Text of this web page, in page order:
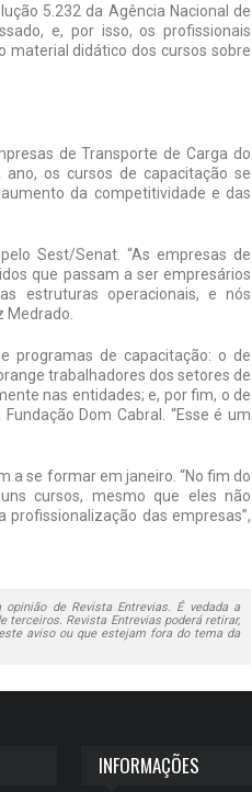
5.232 da Agência Nacional de
e, por isso, os profissionais
material didático dos cursos sobre
de Transporte de Carga do
ano, os cursos de capacitação se
da competitividade e das
Sest/Senat. “As empresas de
que passam a ser empresários
estruturas operacionais, e nós
Medrado.
programas de capacitação: o de
trabalhadores dos setores de
nas entidades; e, por fim, o de
Dom Cabral. “Esse é um
a se formar em janeiro. “No fim do
cursos, mesmo que eles não
das empresas”,
de Revista Entrevias. É vedada a
terceiros. Revista Entrevias poderá retirar,
aviso ou que estejam fora do tema da
INFORMAÇÕES